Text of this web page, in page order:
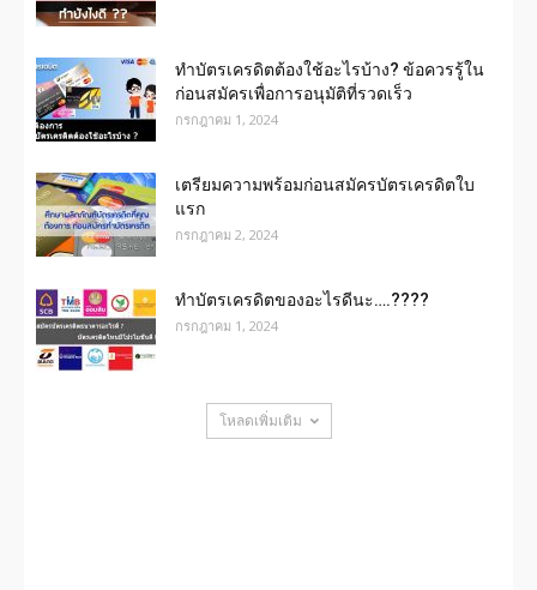
ทําบัตรเครดิตต้องใช้อะไรบ้าง? ข้อควรรู้ใน
ก่อนสมัครเพื่อการอนุมัติที่รวดเร็ว
กรกฎาคม 1, 2024
เตรียมความพร้อมก่อนสมัครบัตรเครดิตใบ
แรก
กรกฎาคม 2, 2024
ทําบัตรเครดิตของอะไรดีนะ….????
กรกฎาคม 1, 2024
โหลดเพิ่มเติม